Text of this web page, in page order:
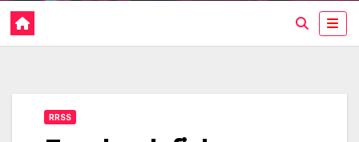
RRSS